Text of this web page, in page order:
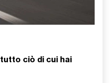
tutto ciò di cui hai